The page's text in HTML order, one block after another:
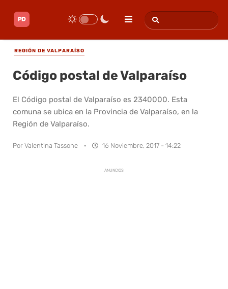
REGIÓN DE VALPARAÍSO
Código postal de Valparaíso
El Código postal de Valparaíso es 2340000. Esta
comuna se ubica en la Provincia de Valparaíso, en la
Región de Valparaíso.
Por Valentina Tassone · 16 Noviembre, 2017 - 14:22
ANUNCIOS